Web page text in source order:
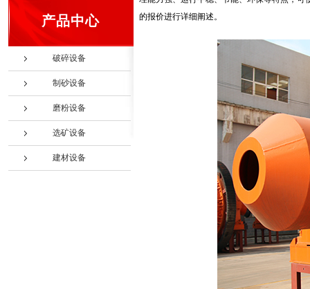
产品中心
破碎设备
制砂设备
磨粉设备
选矿设备
建材设备
的报价进行详细阐述。